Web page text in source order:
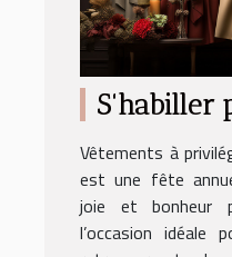
S'habiller
Vêtements à
est une fête
joie et bonheur
l’occasion idéale